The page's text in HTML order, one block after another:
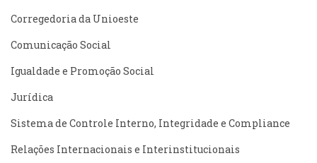
Corregedoria da Unioeste
Comunicação Social
Igualdade e Promoção Social
Jurídica
Sistema de Controle Interno, Integridade e Compliance
Relações Internacionais e Interinstitucionais